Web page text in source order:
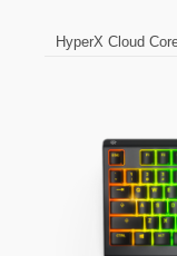
HyperX Cloud